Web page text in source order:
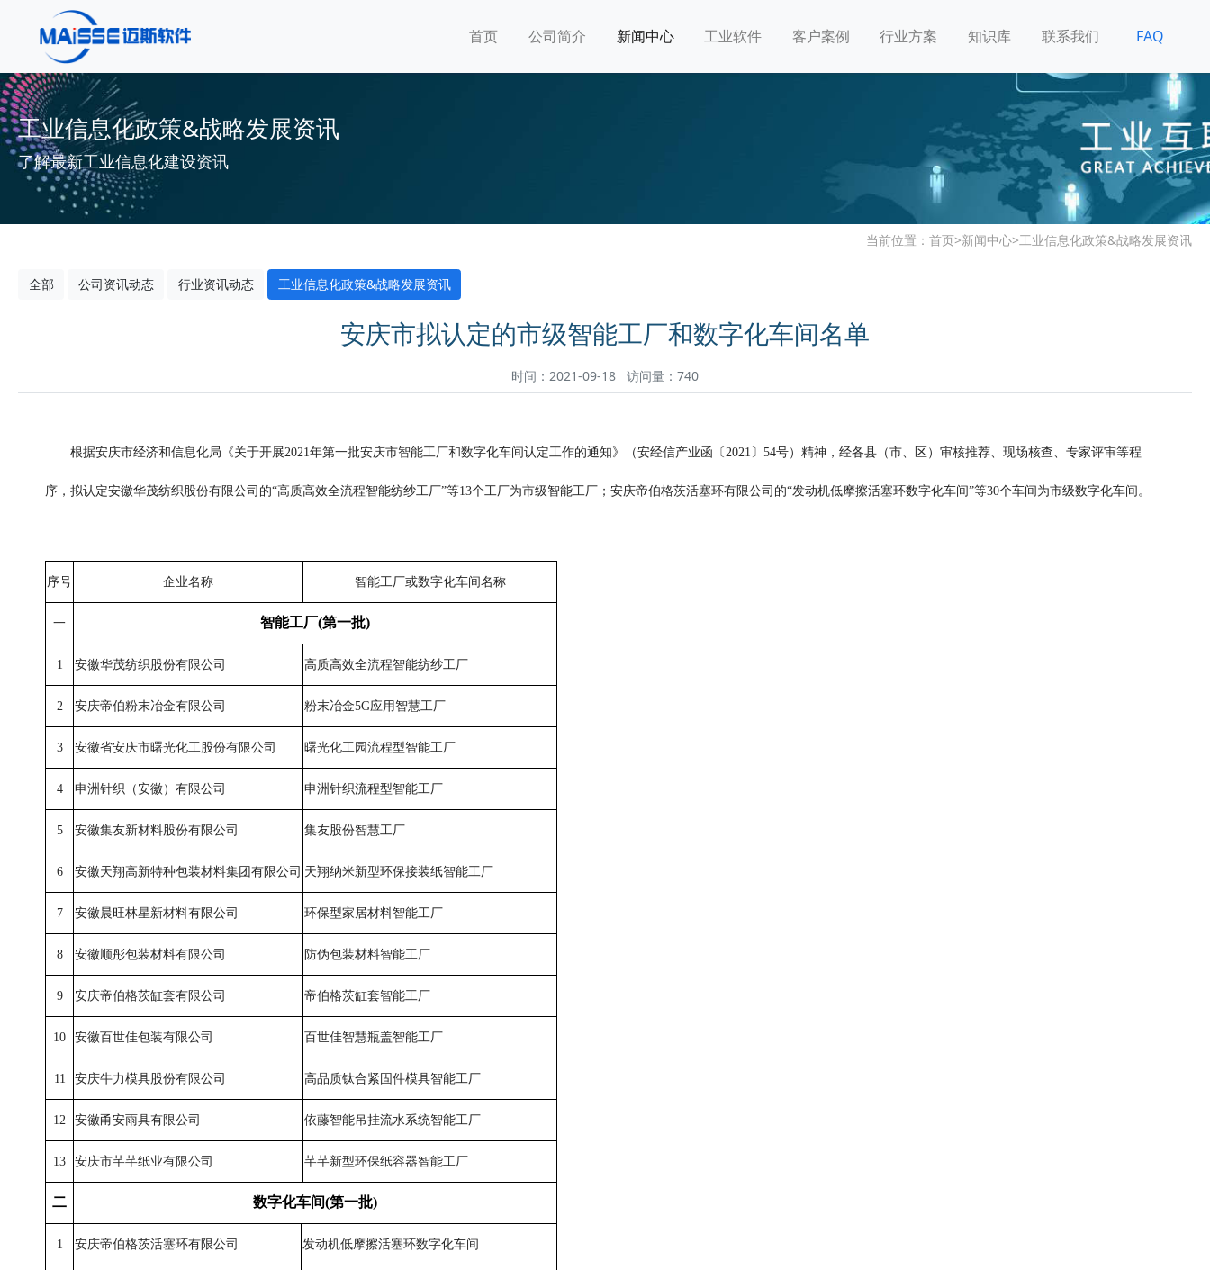
首页 公司简介 新闻中心 工业软件 客户案例 行业方案 知识库 联系我们 FAQ
工业信息化政策&战略发展资讯
了解最新工业信息化建设资讯
当前位置： 首页>新闻中心>工业信息化政策&战略发展资讯
全部 公司资讯动态 行业资讯动态 工业信息化政策&战略发展资讯
安庆市拟认定的市级智能工厂和数字化车间名单
时间：2021-09-18 访问量：740
根据安庆市经济和信息化局《关于开展2021年第一批安庆市智能工厂和数字化车间认定工作的通知》（安经信产业函〔2021〕54号）精神，经各县（市、区）审核推荐、现场核查、专家评审等程
序，拟认定安徽华茂纺织股份有限公司的“高质高效全流程智能纺纱工厂”等13个工厂为市级智能工厂；安庆帝伯格茨活塞环有限公司的“发动机低摩擦活塞环数字化车间”等30个车间为市级数字化车间。
序号 企业名称 智能工厂或数字化车间名称
一 智能工厂(第一批)
1 安徽华茂纺织股份有限公司 高质高效全流程智能纺纱工厂
2 安庆帝伯粉末冶金有限公司 粉末冶金5G应用智慧工厂
3 安徽省安庆市曙光化工股份有限公司 曙光化工园流程型智能工厂
4 申洲针织（安徽）有限公司 申洲针织流程型智能工厂
5 安徽集友新材料股份有限公司 集友股份智慧工厂
6 安徽天翔高新特种包装材料集团有限公司 天翔纳米新型环保接装纸智能工厂
7 安徽晨旺林星新材料有限公司 环保型家居材料智能工厂
8 安徽顺彤包装材料有限公司 防伪包装材料智能工厂
9 安庆帝伯格茨缸套有限公司 帝伯格茨缸套智能工厂
10 安徽百世佳包装有限公司 百世佳智慧瓶盖智能工厂
11 安庆牛力模具股份有限公司 高品质钛合紧固件模具智能工厂
12 安徽甬安雨具有限公司 依藤智能吊挂流水系统智能工厂
13 安庆市芊芊纸业有限公司 芊芊新型环保纸容器智能工厂
二 数字化车间(第一批)
1 安庆帝伯格茨活塞环有限公司 发动机低摩擦活塞环数字化车间